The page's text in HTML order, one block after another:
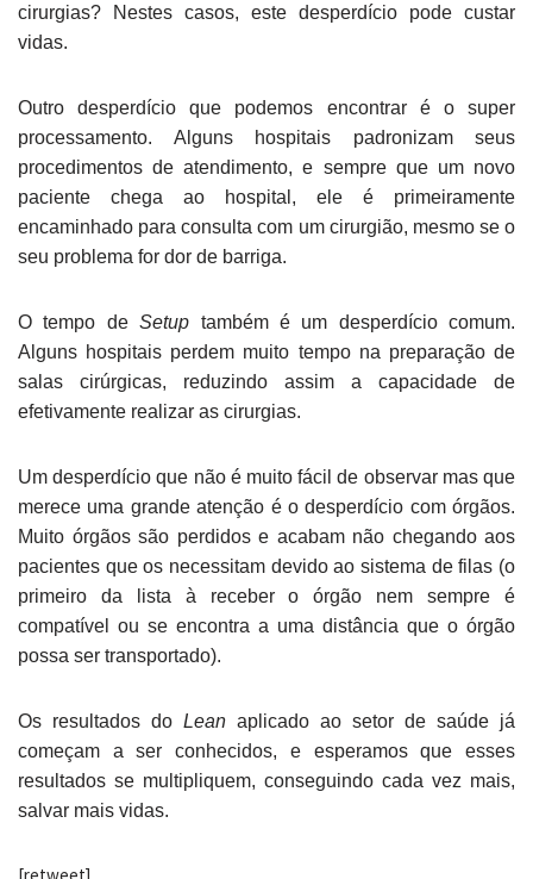
cirurgias? Nestes casos, este desperdício pode custar
vidas.
Outro desperdício que podemos encontrar é o super
processamento. Alguns hospitais padronizam seus
procedimentos de atendimento, e sempre que um novo
paciente chega ao hospital, ele é primeiramente
encaminhado para consulta com um cirurgião, mesmo se o
seu problema for dor de barriga.
O tempo deSetup também é um desperdício comum.
Alguns hospitais perdem muito tempo na preparação de
salas cirúrgicas, reduzindo assim a capacidade de
efetivamente realizar as cirurgias.
Um desperdício que não é muito fácil de observar mas que
merece uma grande atenção é o desperdício com órgãos.
Muito órgãos são perdidos e acabam não chegando aos
pacientes que os necessitam devido ao sistema de filas (o
primeiro da lista à receber o órgão nem sempre é
compatível ou se encontra a uma distância que o órgão
possa ser transportado).
Os resultados do Lean aplicado ao setor de saúde já
começam a ser conhecidos, e esperamos que esses
resultados se multipliquem, conseguindo cada vez mais,
salvar mais vidas.
[retweet]